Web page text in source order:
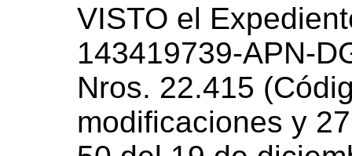
VISTO el
143419739-APN-
Nros. 22.415
modificaciones y